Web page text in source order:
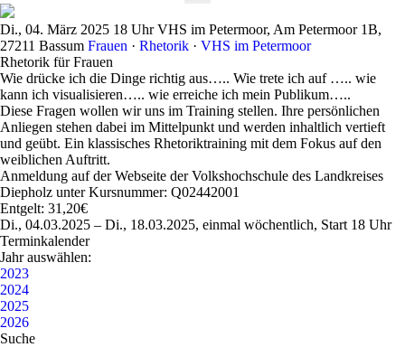
Di., 04. März 2025 18 Uhr VHS im Petermoor, Am Petermoor 1B,
27211 Bassum Frauen · Rhetorik · VHS im Petermoor
Rhetorik für Frauen
Wie drücke ich die Dinge richtig aus….. Wie trete ich auf ….. wie
kann ich visualisieren….. wie erreiche ich mein Publikum…..
Diese Fragen wollen wir uns im Training stellen. Ihre persönlichen
Anliegen stehen dabei im Mittelpunkt und werden inhaltlich vertieft
und geübt. Ein klassisches Rhetoriktraining mit dem Fokus auf den
weiblichen Auftritt.
Anmeldung auf der Webseite der Volkshochschule des Landkreises
Diepholz unter Kursnummer: Q02442001
Entgelt: 31,20€
Di., 04.03.2025 – Di., 18.03.2025, einmal wöchentlich, Start 18 Uhr
Terminkalender
Jahr auswählen:
2023
2024
2025
2026
Suche